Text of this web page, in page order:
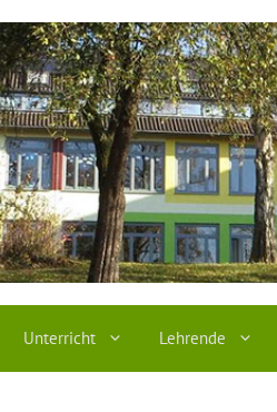
Unterricht Lehrende